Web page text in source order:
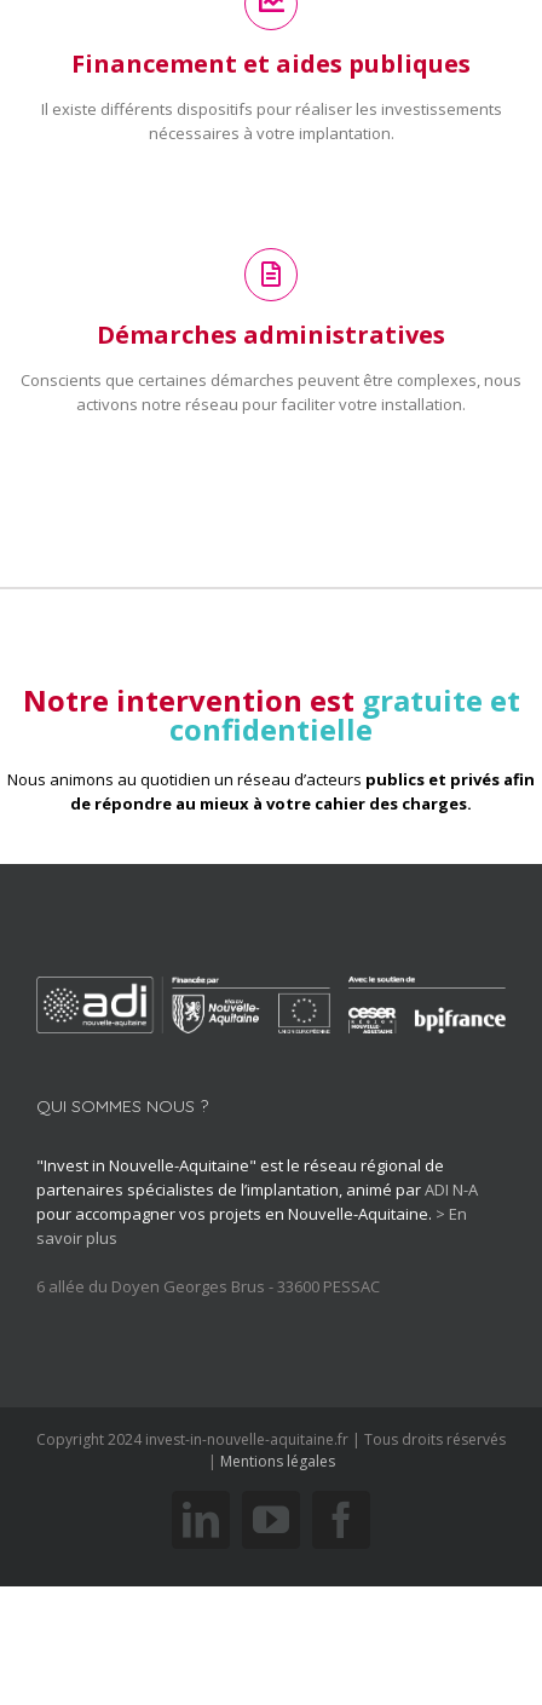
Financement et aides publiques
Il existe différents dispositifs pour réaliser les investissements
nécessaires à votre implantation.
Démarches administratives
Conscients que certaines démarches peuvent être complexes, nous
activons notre réseau pour faciliter votre installation.
Notre intervention est gratuite et
confidentielle
Nous animons au quotidien un réseau d’acteurs publics et privés afin
de répondre au mieux à votre cahier des charges.
QUI SOMMES NOUS ?
"Invest in Nouvelle-Aquitaine" est le réseau régional de
partenaires spécialistes de l’implantation, animé parADI N-A
pour accompagner vos projets en Nouvelle-Aquitaine. > En
savoir plus
6 allée du Doyen Georges Brus - 33600 PESSAC
Copyright 2024 invest-in-nouvelle-aquitaine.fr | Tous droits réservés
| Mentions légales
linkedinyoutube